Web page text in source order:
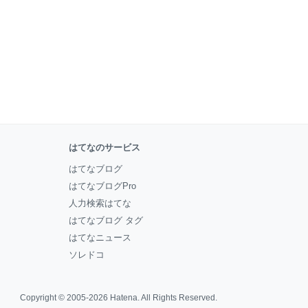
はてなのサービス
はてなブログ
はてなブログPro
人力検索はてな
はてなブログ タグ
はてなニュース
ソレドコ
Copyright © 2005-2026 Hatena. All Rights Reserved.